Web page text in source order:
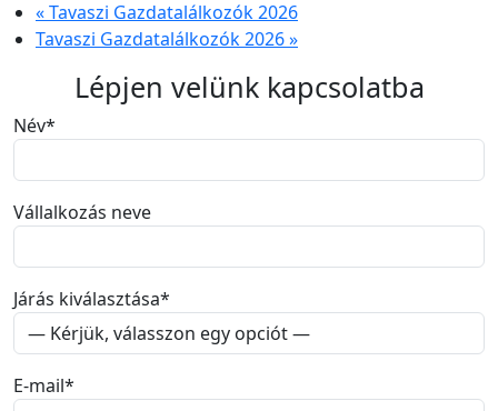
«Tavaszi Gazdatalálkozók 2026
Tavaszi Gazdatalálkozók 2026»
Lépjen velünk kapcsolatba
Név*
Vállalkozás neve
Járás kiválasztása*
E-mail*